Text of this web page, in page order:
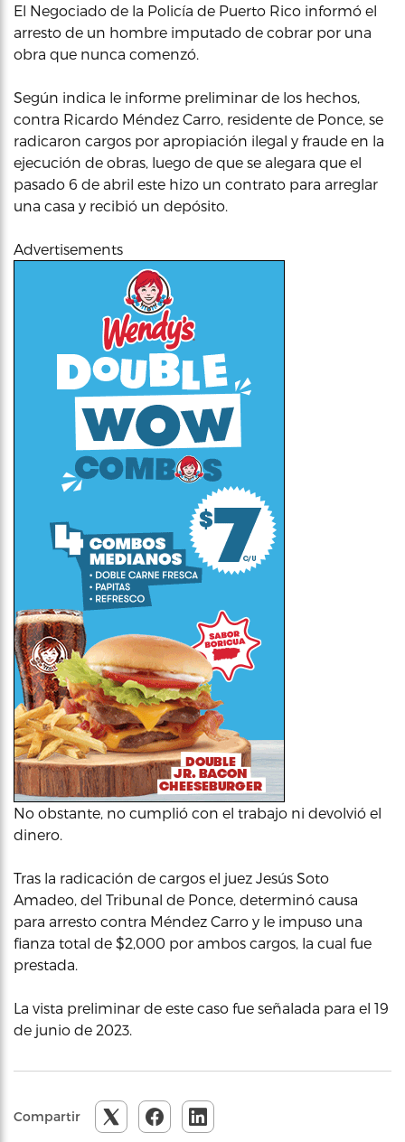
El Negociado de la Policía de Puerto Rico informó el
arresto de un hombre imputado de cobrar por una
obra que nunca comenzó.
Según indica le informe preliminar de los hechos,
contra Ricardo Méndez Carro, residente de Ponce, se
radicaron cargos por apropiación ilegal y fraude en la
ejecución de obras, luego de que se alegara que el
pasado 6 de abril este hizo un contrato para arreglar
una casa y recibió un depósito.
Advertisements
No obstante, no cumplió con el trabajo ni devolvió el
dinero.
Tras la radicación de cargos el juez Jesús Soto
Amadeo, del Tribunal de Ponce, determinó causa
para arresto contra Méndez Carro y le impuso una
fianza total de $2,000 por ambos cargos, la cual fue
prestada.
La vista preliminar de este caso fue señalada para el 19
de junio de 2023.
Compartir